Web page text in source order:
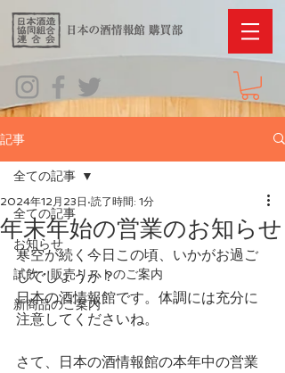
記事
全ての記事
お知らせ
試飲・販売リストのご案内
新商品のご案内
全ての記事
年末年始の営業のお知らせ
2024年12月23日 読了時間: 1分
寒空が続く今日この頃、いかがお過ご
しでしょうか？
日本の酒情報館です。体調には充分に
注意してくださいね。
さて、日本の酒情報館の本年中の営業